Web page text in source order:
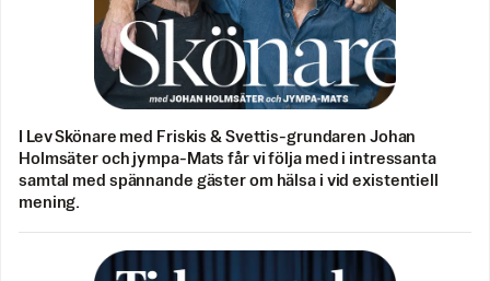
I Lev Skönare med Friskis & Svettis-grundaren Johan
Holmsäter och jympa-Mats får vi följa med i intressanta
samtal med spännande gäster om hälsa i vid existentiell
mening.